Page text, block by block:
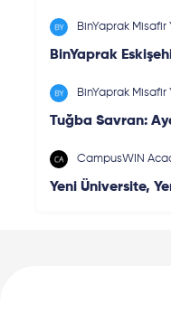
BinYaprak Misafir
BinYaprak
BinYaprak Misafir
Tuğba Savran:
CampusWIN
Yeni Üniversite,